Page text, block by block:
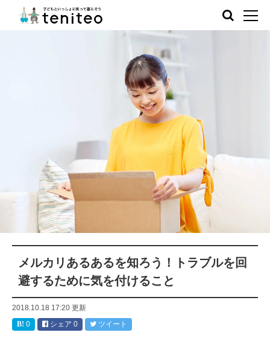
メルカリあるあるを知ろう！トラブルを回
避するために気を付けること
2018.10.18 17:20 更新
0
シェア 0 ツイート